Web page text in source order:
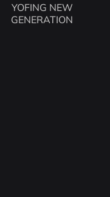
YOFING NEW
GENERATION